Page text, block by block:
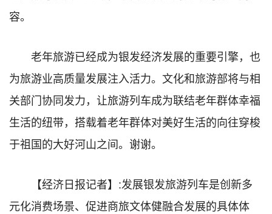
容。
老年旅游已经成为银发经济发展的重要引擎，也
为旅游业高质量发展注入活力。文化和旅游部将与相
关部门协同发力，让旅游列车成为联结老年群体幸福
生活的纽带，搭载着老年群体对美好生活的向往穿梭
于祖国的大好河山之间。谢谢。
【经济日报记者】:发展银发旅游列车是创新多
元化消费场景、促进商旅文体健融合发展的具体体